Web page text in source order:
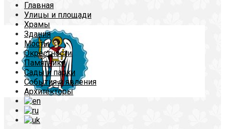
Главная
Улицы и площади
Храмы
Здания
Мосты
Окрестности
Памятники
Сады и парки
События и явления
Архитекторы